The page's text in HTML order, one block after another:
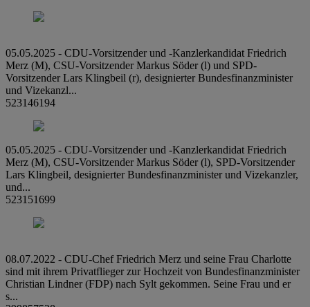
05.05.2025 - CDU-Vorsitzender und -Kanzlerkandidat Friedrich
Merz (M), CSU-Vorsitzender Markus Söder (l) und SPD-
Vorsitzender Lars Klingbeil (r), designierter Bundesfinanzminister
und Vizekanzl...
523146194
05.05.2025 - CDU-Vorsitzender und -Kanzlerkandidat Friedrich
Merz (M), CSU-Vorsitzender Markus Söder (l), SPD-Vorsitzender
Lars Klingbeil, designierter Bundesfinanzminister und Vizekanzler,
und...
523151699
08.07.2022 - CDU-Chef Friedrich Merz und seine Frau Charlotte
sind mit ihrem Privatflieger zur Hochzeit von Bundesfinanzminister
Christian Lindner (FDP) nach Sylt gekommen. Seine Frau und er
s...